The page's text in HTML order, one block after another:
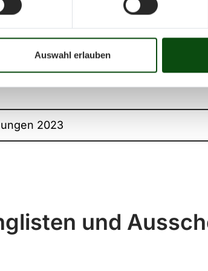
Auswahl erlaubenund
2023
und